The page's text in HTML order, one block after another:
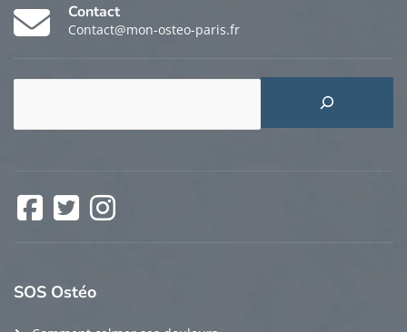
Contact
Contact@mon-osteo-paris.fr
Facebook
SOS Ostéo